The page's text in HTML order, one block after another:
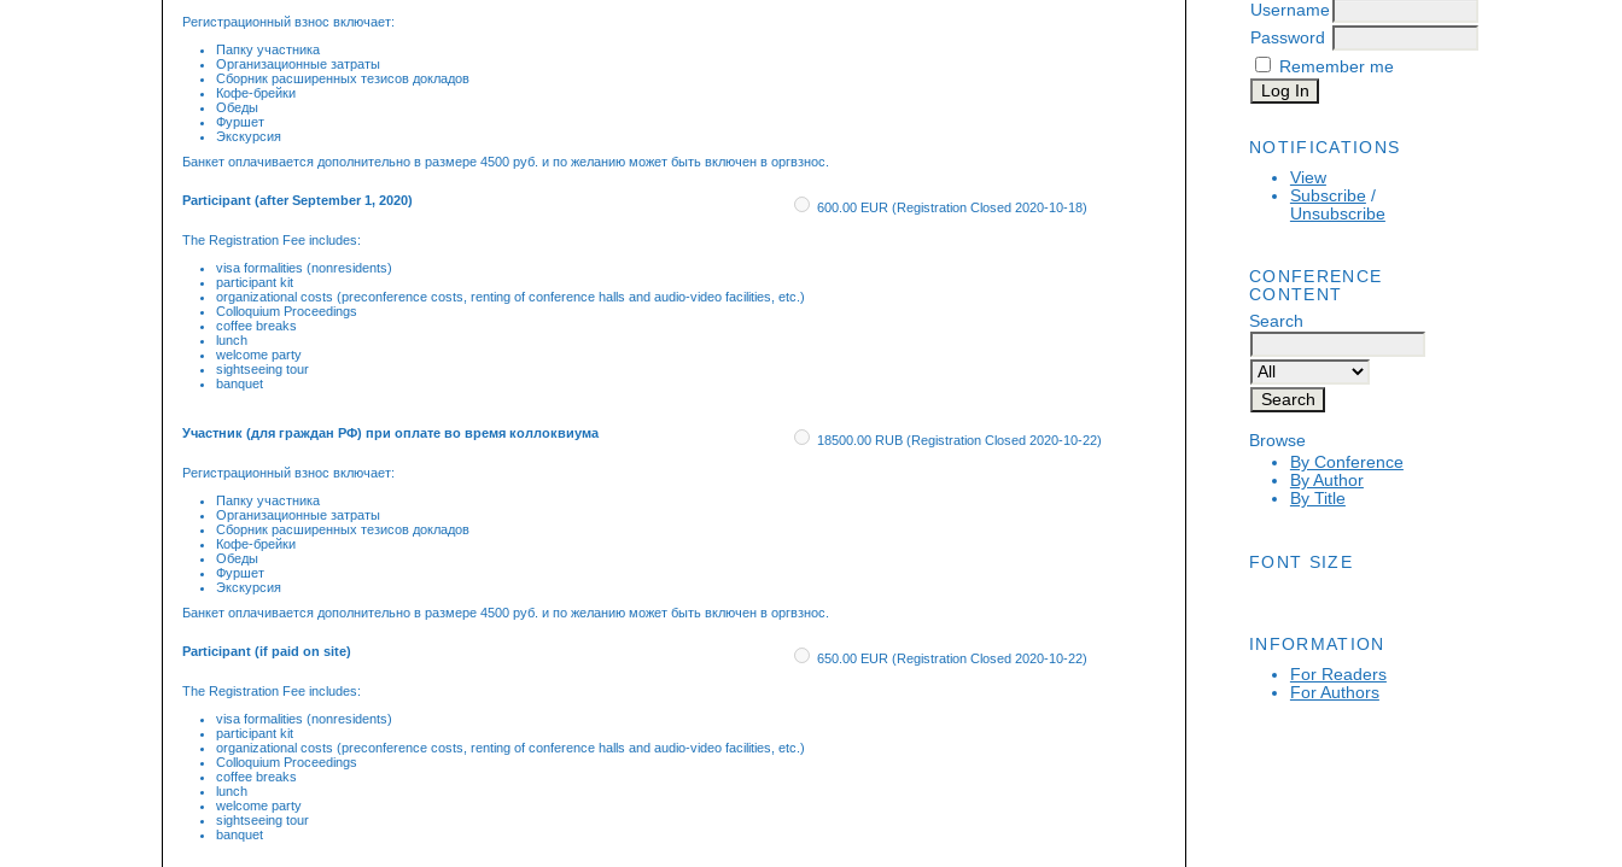
Username
Password
Remember me
NOTIFICATIONS
View
Subscribe/
Unsubscribe
CONFERENCE
CONTENT
Search
Browse
By Conference
By Author
By Title
FONT SIZE
INFORMATION
For Readers
For Authors
Регистрационный взнос включает:
Папку участника
Организационные затраты
Сборник расширенных тезисов докладов
Кофе-брейки
Обеды
Фуршет
Экскурсия
Банкет оплачивается дополнительно в размере 4500 руб. и по желанию может быть включен в оргвзнос.
Participant (after September 1, 2020) 600.00 EUR (Registration Closed 2020-10-18)
The Registration Fee includes:
visa formalities (nonresidents)
participant kit
organizational costs (preconference costs, renting of conference halls and audio-video facilities, etc.)
Colloquium Proceedings
coffee breaks
lunch
welcome party
sightseeing tour
banquet
Участник (для граждан РФ) при оплате во время коллоквиума 18500.00 RUB (Registration Closed 2020-10-22)
Регистрационный взнос включает:
Папку участника
Организационные затраты
Сборник расширенных тезисов докладов
Кофе-брейки
Обеды
Фуршет
Экскурсия
Банкет оплачивается дополнительно в размере 4500 руб. и по желанию может быть включен в оргвзнос.
Participant (if paid on site) 650.00 EUR (Registration Closed 2020-10-22)
The Registration Fee includes:
visa formalities (nonresidents)
participant kit
organizational costs (preconference costs, renting of conference halls and audio-video facilities, etc.)
Colloquium Proceedings
coffee breaks
lunch
welcome party
sightseeing tour
banquet